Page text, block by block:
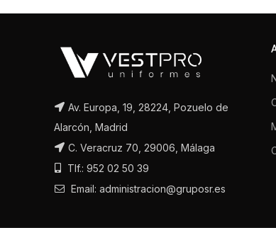
Av. Europa, 19, 28224, Pozuelo de
Alarcón, Madrid
C. Veracruz 70, 29006, Málaga
Tlf.: 952 02 50 39
Email: administracion@gruposr.es